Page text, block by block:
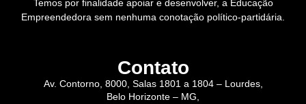
Temos por finalidade apoiar e desenvolver, a Educação
Empreendedora sem nenhuma conotação político-partidária.
Contato
Av. Contorno, 8000, Salas 1801 a 1804 – Lourdes,
Belo Horizonte – MG,